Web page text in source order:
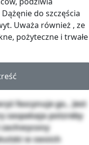
do szczęścia
Uważa również , ze
pożyteczne i trwałe
fascynuje go,. Jest
zaspakaja potzreby
w swoich